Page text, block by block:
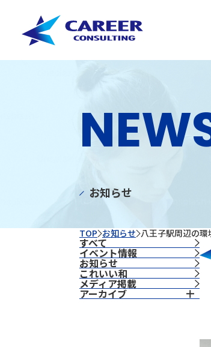
お知らせ
TOP お知らせ 八王子駅周辺の
すべて
イベント情報
お知らせ
これいい和
⁨⁩メディア掲載
アーカイブ